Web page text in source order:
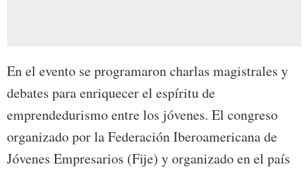
En el evento se programaron charlas magistrales y
debates para enriquecer el espíritu de
emprendedurismo entre los jóvenes. El congreso
organizado por la Federación Iberoamericana de
Jóvenes Empresarios (Fije) y organizado en el país